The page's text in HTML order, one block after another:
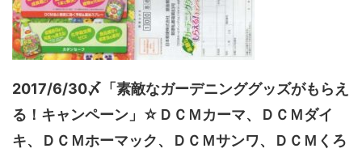
2017/6/30〆「素敵なガーデニンググッズがもらえ
る！キャンペーン」☆ＤＣＭカーマ、ＤＣＭダイ
キ、ＤＣＭホーマック、ＤＣＭサンワ、ＤＣＭくろ